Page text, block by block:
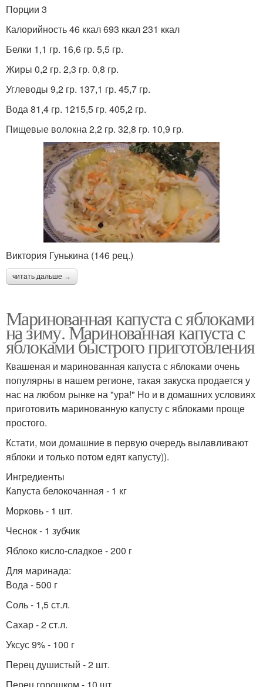
Порции 3
Калорийность 46 ккал 693 ккал 231 ккал
Белки 1,1 гр. 16,6 гр. 5,5 гр.
Жиры 0,2 гр. 2,3 гр. 0,8 гр.
Углеводы 9,2 гр. 137,1 гр. 45,7 гр.
Вода 81,4 гр. 1215,5 гр. 405,2 гр.
Пищевые волокна 2,2 гр. 32,8 гр. 10,9 гр.
Виктория Гунькина (146 рец.)
читать дальше →
Маринованная капуста с яблоками
на зиму. Маринованная капуста с
яблоками быстрого приготовления
Квашеная и маринованная капуста с яблоками очень
популярны в нашем регионе, такая закуска продается у
нас на любом рынке на "ура!" Но и в домашних условиях
приготовить маринованную капусту с яблоками проще
простого.
Кстати, мои домашние в первую очередь вылавливают
яблоки и только потом едят капусту)).
Ингредиенты
Капуста белокочанная - 1 кг
Морковь - 1 шт.
Чеснок - 1 зубчик
Яблоко кисло-сладкое - 200 г
Для маринада:
Вода - 500 г
Соль - 1,5 ст.л.
Сахар - 2 ст.л.
Уксус 9% - 100 г
Перец душистый - 2 шт.